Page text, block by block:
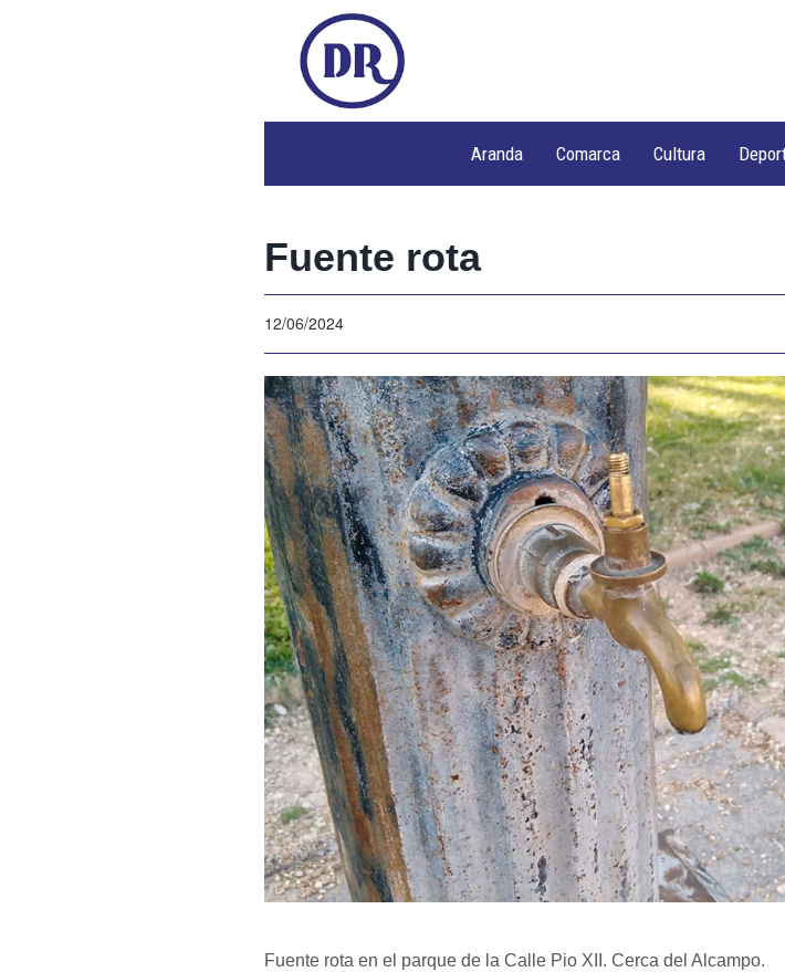
Aranda Comarca Cultura
Fuente rota
12/06/2024
Fuente rota en el parque de la Calle Pio XII. Cerca del Alcampo.